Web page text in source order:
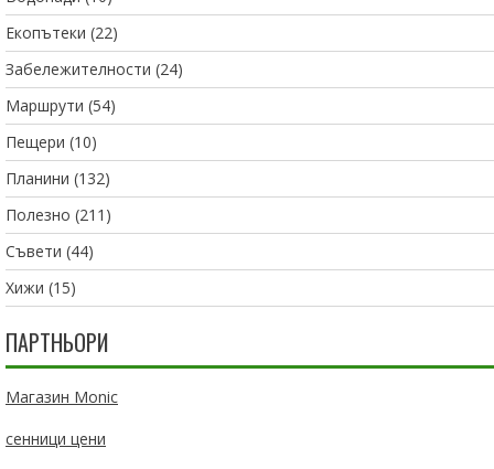
Екопътеки (22)
Забележителности (24)
Маршрути (54)
Пещери (10)
Планини (132)
Полезно (211)
Съвети (44)
Хижи (15)
ПАРТНЬОРИ
Магазин Monic
сенници цени